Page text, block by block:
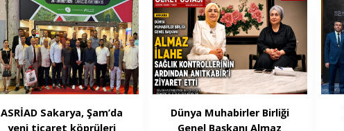
ASRİAD Sakarya, Şam’da
yeni ticaret köprüleri
Dünya Muhabirler Birliği
Genel Başkanı Almaz